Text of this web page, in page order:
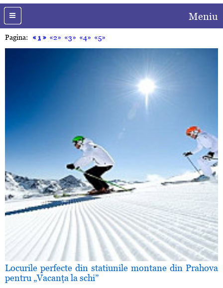
Meniu
Pagina: «1» «2» «3» «4» «5»
Locurile perfecte din statiunile montane din Prahova
pentru „Vacanţa la schi”